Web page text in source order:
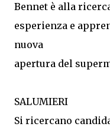
Bennet è alla
esperienza e
nuova
apertura del
SALUMIERI
Si ricercano